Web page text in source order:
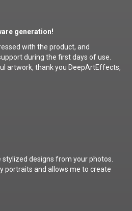
generation!
with the product, and
during the first days of use.
artwork, thank you DeepArtEffects,
stylized designs from your photos.
portraits and allows me to create